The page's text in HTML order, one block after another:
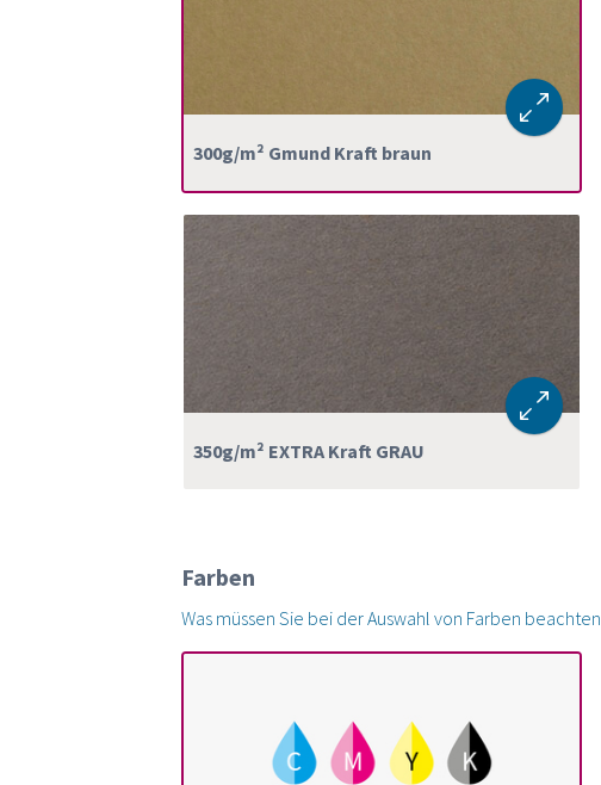
300g/m² Gmund Kraft braun
350g/m² EXTRA Kraft GRAU
Farben
Was müssen Sie bei der Auswahl von Farben beachten